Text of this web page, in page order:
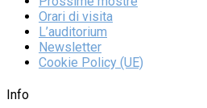
Orari di visita
L’auditorium
Newsletter
Cookie Policy (UE)
Info